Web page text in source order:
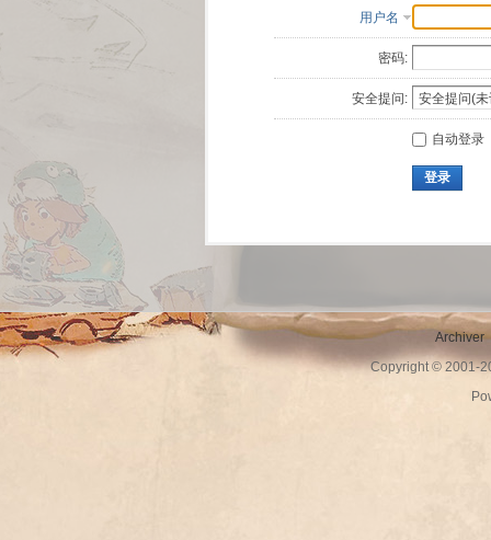
用户名
密码:
安全提问:
自动登录
登录
Archiver
Copyright © 2001-